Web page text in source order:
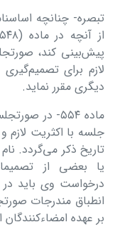
تبصره- چنانچه
پیش‌بینی کند،
لازم برای
دیگری مقرر نماید.
ماده ۵۵۴- در
جلسه با اکثریت لازم
تاریخ ذکر می‌گردد.
یا بعضی از
درخواست وی باید
انطباق مندرجات
بر عهده